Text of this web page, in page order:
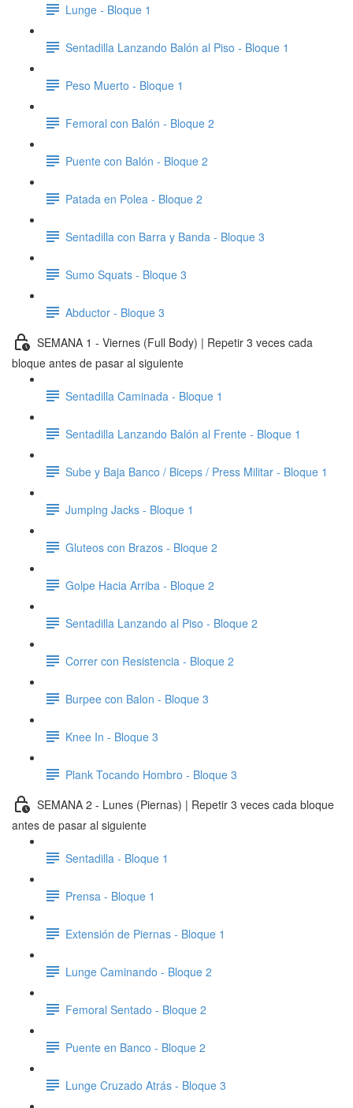
Lunge - Bloque 1
Sentadilla Lanzando Balón al Piso - Bloque 1
Peso Muerto - Bloque 1
Femoral con Balón - Bloque 2
Puente con Balón - Bloque 2
Patada en Polea - Bloque 2
Sentadilla con Barra y Banda - Bloque 3
Sumo Squats - Bloque 3
Abductor - Bloque 3
SEMANA 1 - Viernes (Full Body) | Repetir 3 veces cada
bloque antes de pasar al siguiente
Sentadilla Caminada - Bloque 1
Sentadilla Lanzando Balón al Frente - Bloque 1
Sube y Baja Banco / Biceps / Press Militar - Bloque 1
Jumping Jacks - Bloque 1
Gluteos con Brazos - Bloque 2
Golpe Hacia Arriba - Bloque 2
Sentadilla Lanzando al Piso - Bloque 2
Correr con Resistencia - Bloque 2
Burpee con Balon - Bloque 3
Knee In - Bloque 3
Plank Tocando Hombro - Bloque 3
SEMANA 2 - Lunes (Piernas) | Repetir 3 veces cada bloque
antes de pasar al siguiente
Sentadilla - Bloque 1
Prensa - Bloque 1
Extensión de Piernas - Bloque 1
Lunge Caminando - Bloque 2
Femoral Sentado - Bloque 2
Puente en Banco - Bloque 2
Lunge Cruzado Atrás - Bloque 3